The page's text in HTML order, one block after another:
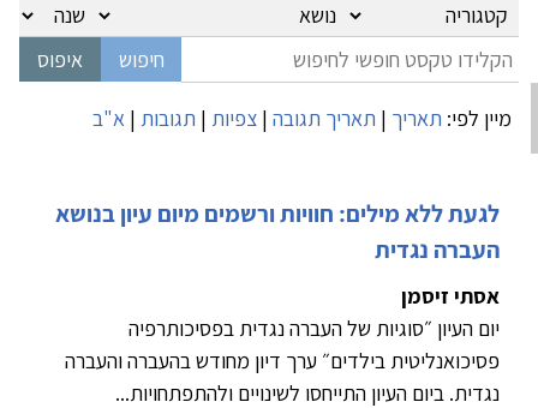
מיין לפי: תאריך | תאריך תגובה | צפיות | תגובות | א"ב
לגעת ללא מילים: חוויות ורשמים מיום עיון בנושא
העברה נגדית
אסתי זיסמן
יום העיון ״סוגיות של העברה נגדית בפסיכותרפיה
פסיכואנליטית בילדים״ ערך דיון מחודש בהעברה והעברה
נגדית. ביום העיון התייחסו לשינויים ולהתפתחויות...